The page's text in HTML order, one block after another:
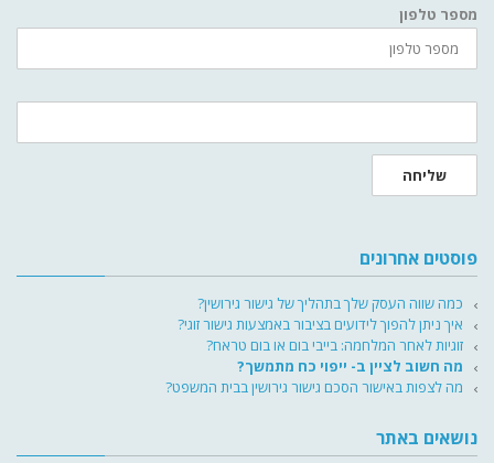
מספר טלפון
שליחה
פוסטים אחרונים
כמה שווה העסק שלך בתהליך של גישור גירושין?
איך ניתן להפוך לידועים בציבור באמצעות גישור זוגי?
זוגיות לאחר המלחמה: בייבי בום או בום טראח?
מה חשוב לציין ב- ייפוי כח מתמשך?
מה לצפות באישור הסכם גישור גירושין בבית המשפט?
נושאים באתר